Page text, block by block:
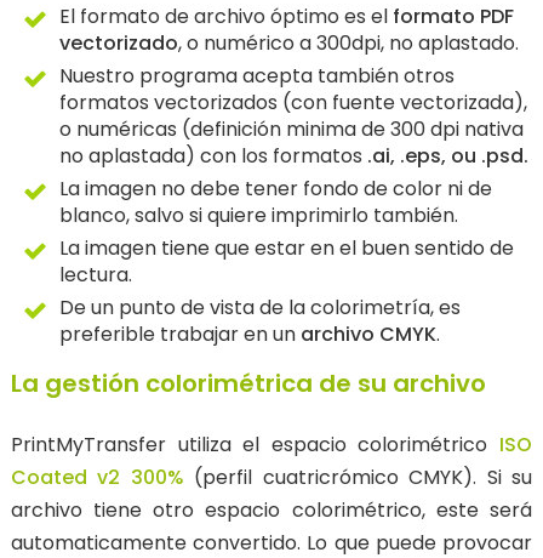
El formato de archivo óptimo es el formato PDF
vectorizado, o numérico a 300dpi, no aplastado.
Nuestro programa acepta también otros
formatos vectorizados (con fuente vectorizada),
o numéricas (definición minima de 300 dpi nativa
no aplastada) con los formatos .ai, .eps, ou .psd.
La imagen no debe tener fondo de color ni de
blanco, salvo si quiere imprimirlo también.
La imagen tiene que estar en el buen sentido de
lectura.
De un punto de vista de la colorimetría, es
preferible trabajar en un archivo CMYK.
La gestión colorimétrica de su archivo
PrintMyTransfer utiliza el espacio colorimétrico ISO
Coated v2 300% (perfil cuatricrómico CMYK). Si su
archivo tiene otro espacio colorimétrico, este será
automaticamente convertido. Lo que puede provocar